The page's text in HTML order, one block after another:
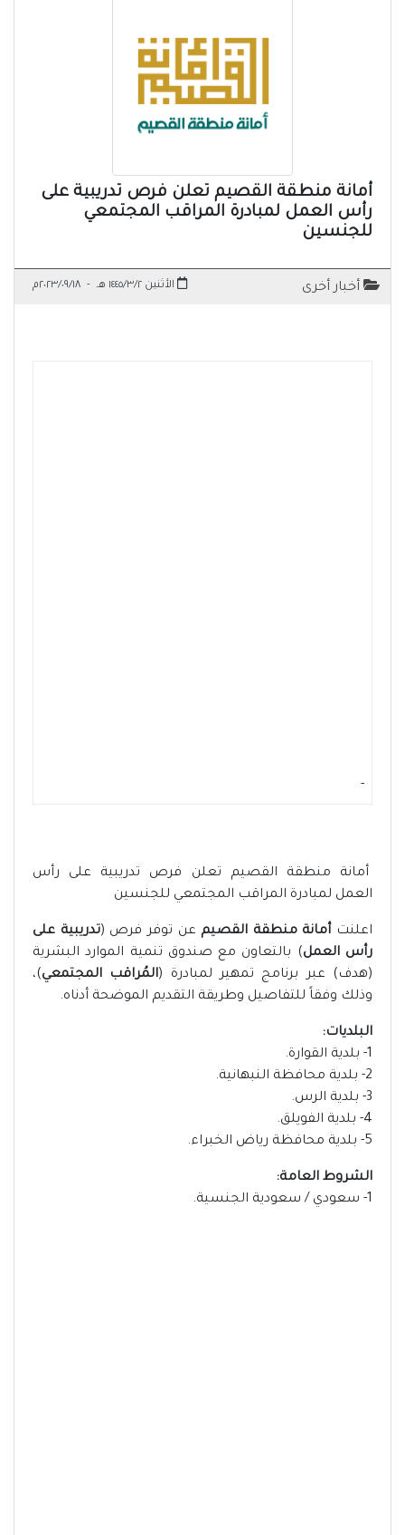
أمانة منطقة القصيم تعلن فرص تدريبية على
رأس العمل لمبادرة المراقب المجتمعي
للجنسين
أخبار أخرى الأثنين ١٤٤٥/٣/٢ هـ - ٢٠٢٣/٠٩/١٨م
-
أمانة منطقة القصيم تعلن فرص تدريبية على رأس
العمل لمبادرة المراقب المجتمعي للجنسين
اعلنت أمانة منطقة القصيم عن توفر فرص (تدريبية على
رأس العمل) بالتعاون مع صندوق تنمية الموارد البشرية
(هدف) عبر برنامج تمهير لمبادرة (المُراقب المجتمعي)،
وذلك وفقاً للتفاصيل وطريقة التقديم الموضحة أدناه.
البلديات:
1- بلدية القوارة.
2- بلدية محافظة النبهانية.
3- بلدية الرس.
4- بلدية الفويلق.
5- بلدية محافظة رياض الخبراء.
الشروط العامة:
1- سعودي / سعودية الجنسية.